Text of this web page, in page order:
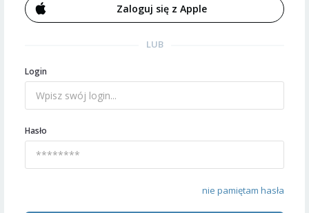
Zaloguj się z Apple
LUB
Login
Hasło
nie pamiętam hasła